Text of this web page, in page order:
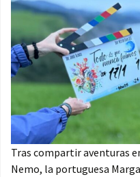
Tras compartir aventuras
Nemo, la portuguesa